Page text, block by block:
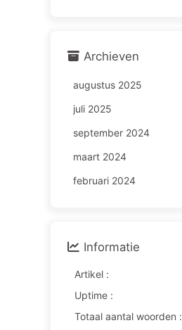
Archieven
augustus 2025
juli 2025
september 2024
maart 2024
februari 2024
Informatie
Artikel :
Uptime :
Totaal aantal woorden :